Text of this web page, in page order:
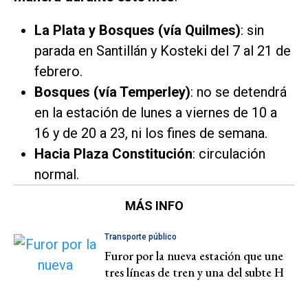
La Plata y Bosques (vía Quilmes): sin
parada en Santillán y Kosteki del 7 al 21 de
febrero.
Bosques (vía Temperley): no se detendrá
en la estación de lunes a viernes de 10 a
16 y de 20 a 23, ni los fines de semana.
Hacia Plaza Constitución: circulación
normal.
MÁS INFO
Transporte público
Furor por la nueva estación que une
tres líneas de tren y una del subte H